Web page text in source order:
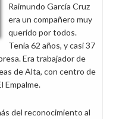
Raimundo García Cruz
era un compañero muy
querido por todos.
Tenía 62 años, y casi 37
Era trabajador de
de Alta, con centro de
Empalme.
del reconocimiento al